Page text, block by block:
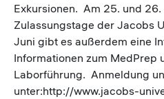
Exkursionen. Am 25. und
Zulassungstage der Jacobs
Juni gibt es außerdem eine
Informationen zum MedPrep
Laborführung. Anmeldung
unter:http://www.jacobs-